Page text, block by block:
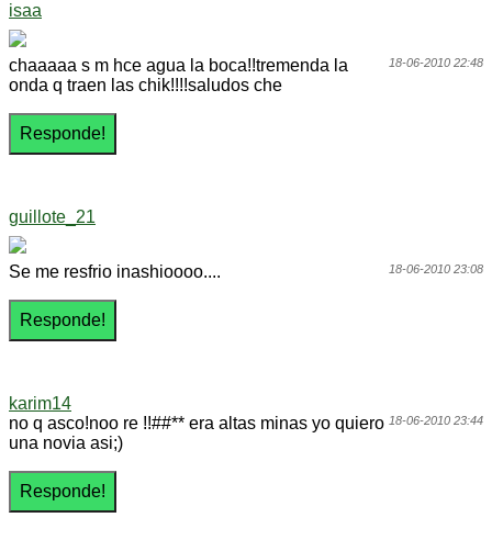
isaa
18-06-2010 22:48
chaaaaa s m hce agua la boca!!tremenda la
onda q traen las chik!!!!saludos che
guillote_21
18-06-2010 23:08
Se me resfrio inashioooo....
karim14
18-06-2010 23:44
no q asco!noo re !!##** era altas minas yo quiero
una novia asi;)